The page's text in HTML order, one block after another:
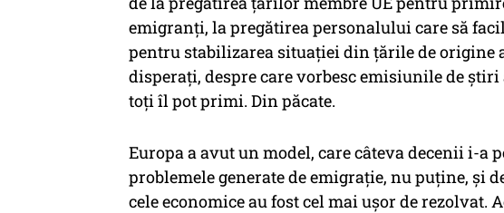
emigranți, la pregătirea personalului care să
pentru stabilizarea situației din țările de origine
disperați, despre care vorbesc emisiunile de
toți îl pot primi. Din păcate.
Europa a avut un model, care câteva decenii i-a
problemele generate de emigrație, nu puține, și
cele economice au fost cel mai ușor de rezolvat.